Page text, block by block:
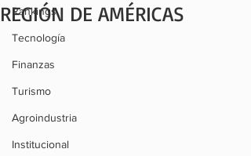
Rankings
Tecnología
Finanzas
Turismo
Agroindustria
Institucional
REGIÓN DE AMÉRICAS